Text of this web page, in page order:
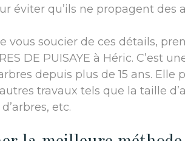
éviter qu’ils ne propagent des
vous soucier de ces détails,
DE PUISAYE à Héric. C’est
depuis plus de 15 ans.
travaux tels que la taille
etc.